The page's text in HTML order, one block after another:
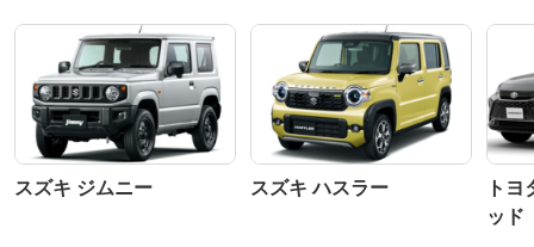
スズキ ジムニー スズキ ハスラー
ト
ッド